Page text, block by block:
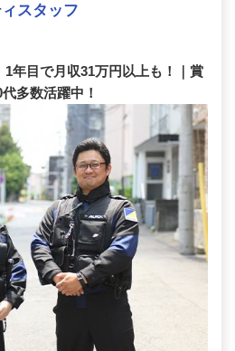
スタッフ
年目で月収31万円以上も！｜賞
多数活躍中！